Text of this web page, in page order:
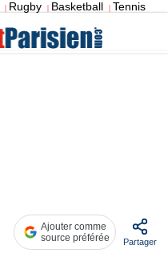
| Rugby | Basketball | Tennis
Ajouter comme
source préférée
Partager